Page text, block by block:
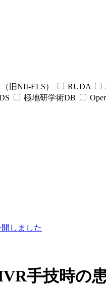
旧NII-ELS） RUDA
極地研学術DB
しました
手技時の